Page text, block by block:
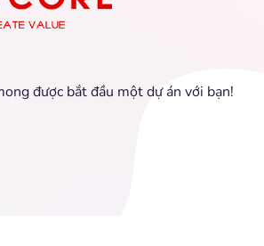
được bắt đầu một dự án với bạn!